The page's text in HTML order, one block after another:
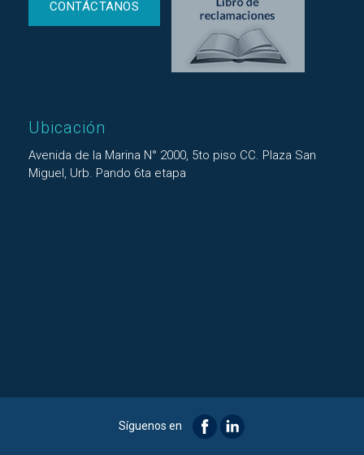
CONTÁCTANOS
Ubicación
Avenida de la Marina N° 2000, 5to piso CC. Plaza San
Miguel, Urb. Pando 6ta etapa
Síguenos en